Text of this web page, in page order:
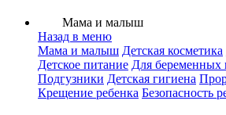
Мама и малыш
Назад в меню
Мама и малыш Детская косметика
Детское питание Для беременных
Подгузники Детская гигиена
Крещение ребенка Безопасность